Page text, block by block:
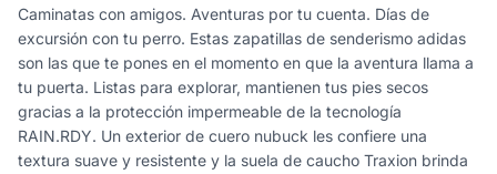
Caminatas con amigos. Aventuras por tu cuenta. Días de
excursión con tu perro. Estas zapatillas de senderismo adidas
son las que te pones en el momento en que la aventura llama a
tu puerta. Listas para explorar, mantienen tus pies secos
gracias a la protección impermeable de la tecnología
RAIN.RDY. Un exterior de cuero nubuck les confiere una
textura suave y resistente y la suela de caucho Traxion brinda